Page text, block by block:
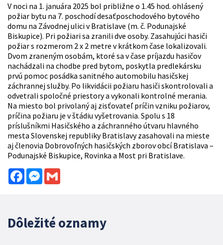
V noci na 1. januára 2025 bol približne o 1.45 hod. ohlásený
požiar bytu na 7. poschodí desaťposchodového bytového
domu na Závodnej ulici v Bratislave (m. č. Podunajské
Biskupice). Pri požiari sa zranili dve osoby. Zasahujúci hasiči
požiar s rozmerom 2 x 2 metre v krátkom čase lokalizovali.
Dvom zraneným osobám, ktoré sa v čase príjazdu hasičov
nachádzali na chodbe pred bytom, poskytla predlekársku
prvú pomoc posádka sanitného automobilu hasičskej
záchrannej služby. Po likvidácii požiaru hasiči skontrolovali a
odvetrali spoločné priestory a vykonali kontrolné merania.
Na miesto bol privolaný aj zisťovateľ príčin vzniku požiarov,
príčina požiaru je v štádiu vyšetrovania. Spolu s 18
príslušníkmi Hasičského a záchranného útvaru hlavného
mesta Slovenskej republiky Bratislavy zasahovali na mieste
aj členovia Dobrovoľných hasičských zborov obcí Bratislava –
Podunajské Biskupice, Rovinka a Most pri Bratislave.
FacebookMessenger
Dôležité oznamy